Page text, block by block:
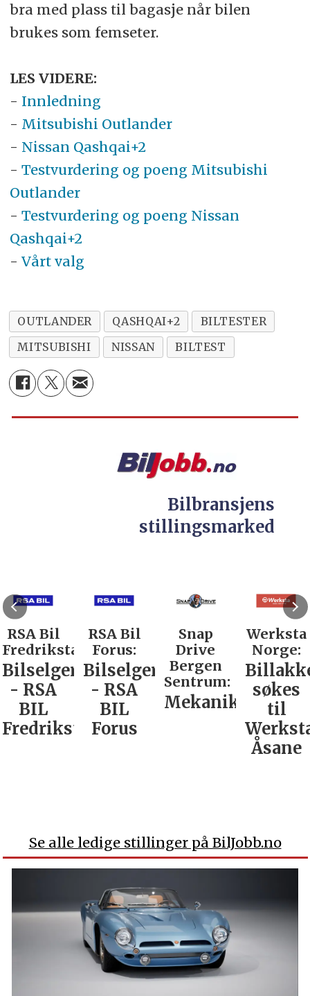
bra med plass til bagasje når bilen
brukes som femseter.
LES VIDERE:
- Innledning
- Mitsubishi Outlander
- Nissan Qashqai+2
- Testvurdering og poeng Mitsubishi
Outlander
- Testvurdering og poeng Nissan
Qashqai+2
- Vårt valg
OUTLANDER QASHQAI+2
BILTESTER
MITSUBISHI
NISSAN BILTEST
Bilbransjens
stillingsmarked
RSA Bil
Fredrikstad:
Bilselger
- RSA
BIL
Fredrikstad
RSA Bil
Forus:
Bilselger
- RSA
BIL
Forus
Snap
Drive
Bergen
Sentrum:
Mekaniker
Werksta
Norge:
søkes
til
Åsane
Se alle ledige stillinger på BilJobb.no